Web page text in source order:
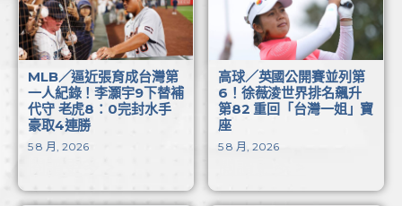
MLB／逼近張育成台灣第
一人紀錄！李灝宇9下替補
代守 老虎8：0完封水手
豪取4連勝
5 8 月, 2026
高球／英國公開賽並列第
6！徐薇淩世界排名飆升
第82 重回「台灣一姐」寶
座
5 8 月, 2026